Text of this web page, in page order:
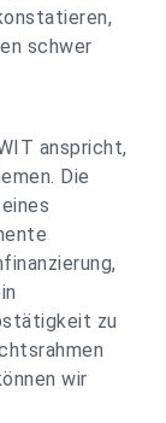
schwer
anspricht,
Die
zu
wir